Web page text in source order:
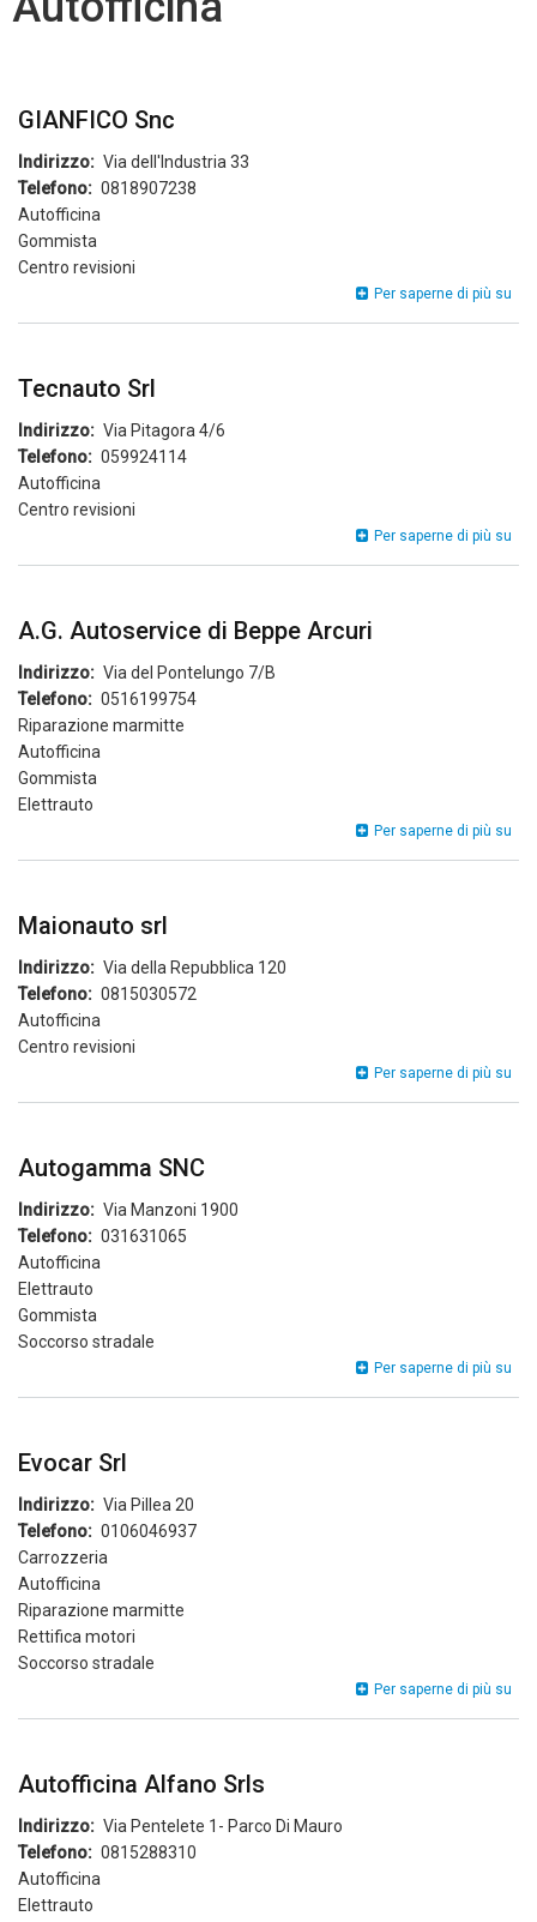
GIANFICO Snc
Indirizzo
Via dell'Industria 33
Telefono
0818907238
Autofficina
Gommista
Centro revisioni
Per saperne di più su
Tecnauto Srl
Indirizzo
Via Pitagora 4/6
Telefono
059924114
Autofficina
Centro revisioni
Per saperne di più su
A.G. Autoservice di Beppe Arcuri
Indirizzo
Via del Pontelungo 7/B
Telefono
0516199754
Riparazione marmitte
Autofficina
Gommista
Elettrauto
Per saperne di più su
Maionauto srl
Indirizzo
Via della Repubblica 120
Telefono
0815030572
Autofficina
Centro revisioni
Per saperne di più su
Autogamma SNC
Indirizzo
Via Manzoni 1900
Telefono
031631065
Autofficina
Elettrauto
Gommista
Soccorso stradale
Per saperne di più su
Evocar Srl
Indirizzo
Via Pillea 20
Telefono
0106046937
Carrozzeria
Autofficina
Riparazione marmitte
Rettifica motori
Soccorso stradale
Per saperne di più su
Autofficina Alfano Srls
Indirizzo
Via Pentelete 1- Parco Di Mauro
Telefono
0815288310
Autofficina
Elettrauto